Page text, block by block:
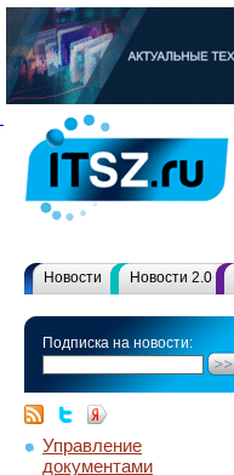
Новости Новости 2.0
Подписка на новости:
Управление
документами